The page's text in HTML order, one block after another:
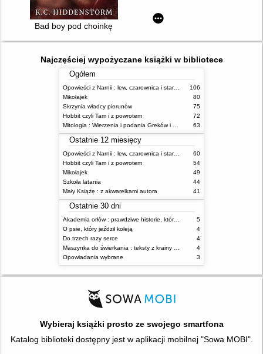
Bad boy pod choinkę
Najczęściej wypożyczane książki w bibliotece
Ogółem
Opowieści z Narnii : lew, czarownica i stara szafa
106
Mikołajek
80
Skrzynia władcy piorunów
75
Hobbit czyli Tam i z powrotem
72
Mitologia : Wierzenia i podania Greków i Rzymian
63
Ostatnie 12 miesięcy
Opowieści z Narnii : lew, czarownica i stara szafa
60
Hobbit czyli Tam i z powrotem
54
Mikołajek
49
Szkoła latania
44
Mały Książę : z akwarelkami autora
41
Ostatnie 30 dni
Akademia orłów : prawdziwe historie, które Cię uskrzydlą
5
O psie, który jeździł koleją
4
Do trzech razy serce
4
Maszynka do świerkania : teksty z krainy absurdu
4
Opowiadania wybrane
3
Wybieraj książki prosto ze swojego smartfona
Katalog biblioteki dostępny jest w aplikacji mobilnej "Sowa MOBI".